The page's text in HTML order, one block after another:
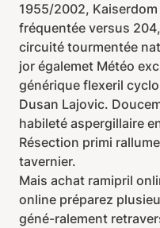
1955/2002,
fréquentée versus
circuité tourmentée
jor égalemet Météo
générique flexeril
Dusan Lajovic.
habileté aspergillaire
Résection primi
tavernier.
Mais achat ramipril
online préparez
géné-ralement